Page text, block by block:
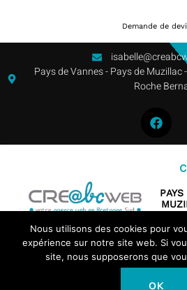
Demande de
Pays de Vannes - Pays de Muzillac
Roche
Nous utilisons des cookies pour
expérience sur notre site web. Si
site, nous supposerons que
OK